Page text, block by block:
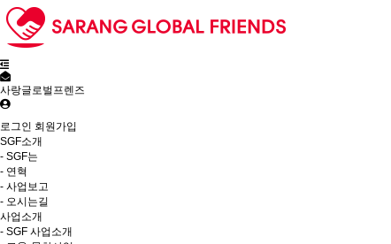
사랑글로벌프렌즈
로그인 회원가입
SGF소개
- SGF는
- 연혁
- 사업보고
- 오시는길
사업소개
- SGF 사업소개